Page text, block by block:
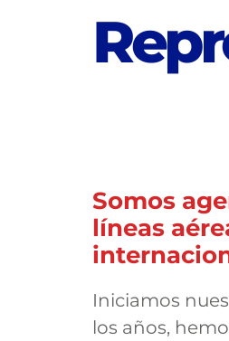
Repr
Somos
líneas
Iniciamos
los años,